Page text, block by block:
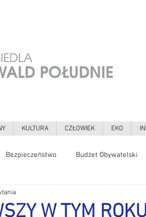
KULTURA CZŁOWIEK EKO
Bezpieczeństwo Budżet Obywatelski
W TYM